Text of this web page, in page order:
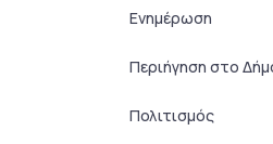
Ενημέρωση
Περιήγηση στο
Πολιτισμός